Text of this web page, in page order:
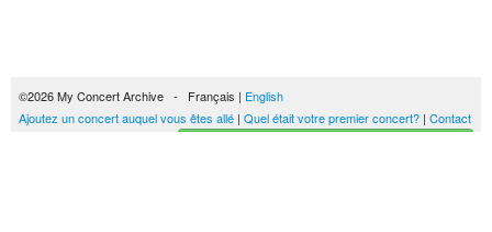
©2026 My Concert Archive - Français | English
Ajoutez un concert auquel vous êtes allé | Quel était votre premier concert? | Contact